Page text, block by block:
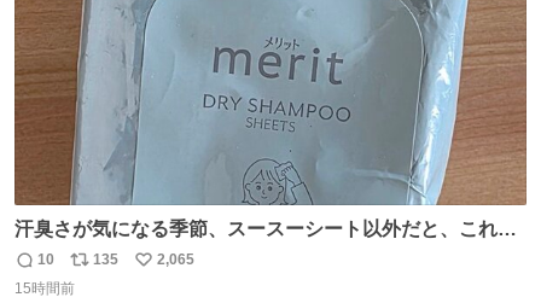
汗臭さが気になる季節、スースーシート以外だと、これが
とにかくスッキリする。2年くらい前に #生活は踊る で紹
介したやつ。おじさんにもおばさんにもオススメだ。ドラ
返
信
10
リ
ポ
135
い
2,065
15時間前